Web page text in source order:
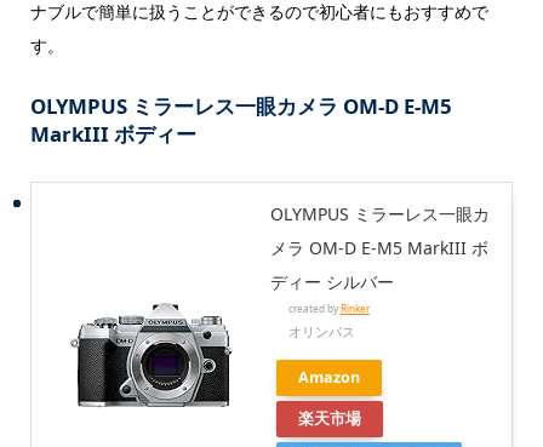
ナブルで簡単に扱うことができるので初心者にもおすすめで
す。
OLYMPUS ミラーレス一眼カメラ OM-D E-M5
MarkIII ボディー
OLYMPUS ミラーレス一眼カ
メラ OM-D E-M5 MarkIII ボ
ディー シルバー
created byRinker
オリンパス
Amazon
楽天市場